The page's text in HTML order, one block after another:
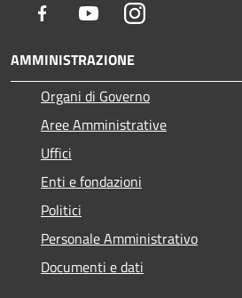
Facebook YoutubeInstagram
AMMINISTRAZIONE
Organi di Governo
Aree Amministrative
Uffici
Enti e fondazioni
Politici
Personale Amministrativo
Documenti e dati